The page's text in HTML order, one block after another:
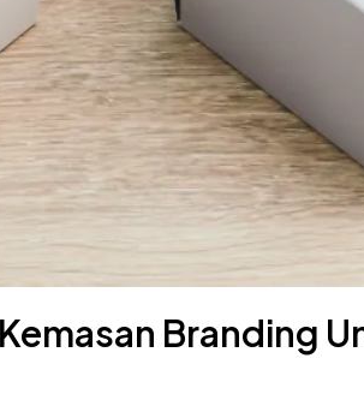
Branding